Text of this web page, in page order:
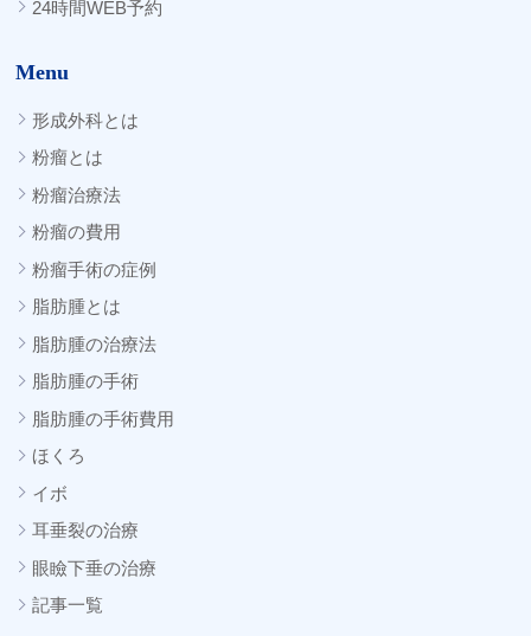
24時間WEB予約
Menu
形成外科とは
粉瘤とは
粉瘤治療法
粉瘤の費用
粉瘤手術の症例
脂肪腫とは
脂肪腫の治療法
脂肪腫の手術
脂肪腫の手術費用
ほくろ
イボ
耳垂裂の治療
眼瞼下垂の治療
記事一覧